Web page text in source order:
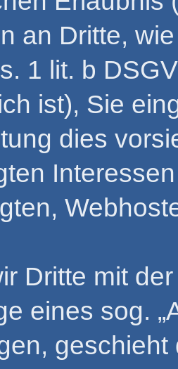
an Dritte,
1 lit. b
ist), Sie
dies
Dritte mit
eines sog.